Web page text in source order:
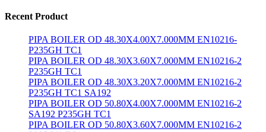
Recent Product
PIPA BOILER OD 48.30X4.00X7.000MM EN10216-
P235GH TC1
PIPA BOILER OD 48.30X3.60X7.000MM EN10216-2
P235GH TC1
PIPA BOILER OD 48.30X3.20X7.000MM EN10216-2
P235GH TC1 SA192
PIPA BOILER OD 50.80X4.00X7.000MM EN10216-2
SA192 P235GH TC1
PIPA BOILER OD 50.80X3.60X7.000MM EN10216-2